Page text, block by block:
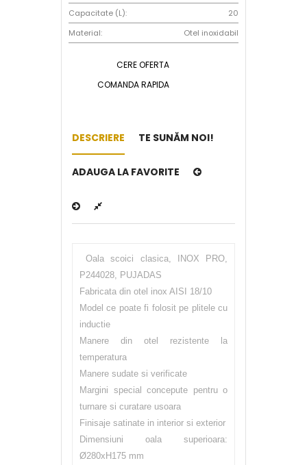
Capacitate (L):
20
Material:
Otel inoxidabil
CERE OFERTA
COMANDA RAPIDA
DESCRIERE TE SUNĂM NOI!
ADAUGA LA FAVORITE
Oala scoici clasica, INOX PRO,
P244028, PUJADAS
Fabricata din otel inox AISI 18/10
Model ce poate fi folosit pe plitele cu
inductie
Manere din otel rezistente la
temperatura
Manere sudate si verificate
Margini special concepute pentru o
turnare si curatare usoara
Finisaje satinate in interior si exterior
Dimensiuni oala superioara:
Ø280xH175 mm